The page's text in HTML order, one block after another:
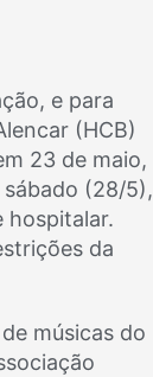
e para
(HCB)
23 de maio,
(28/5),
hospitalar.
da
músicas do